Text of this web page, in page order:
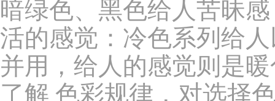
暗绿色、黑色给人苦昧
活的感觉：冷色系列给
并用，给人的感觉则是
了解 色彩规律，对选择